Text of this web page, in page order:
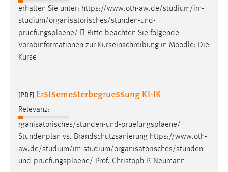
erhalten Sie unter: https://www.oth-aw.de/studium/im-
studium/organisatorisches/stunden-und-
pruefungsplaene/  Bitte beachten Sie folgende
Vorabinformationen zur Kurseinschreibung in Moodle: Die
Kurse
[PDF] Erstsemesterbegruessung KI-IK
Relevanz:
rganisatorisches/stunden-und-pruefungsplaene/
Stundenplan vs. Brandschutzsanierung https://www.oth-
aw.de/studium/im-studium/organisatorisches/stunden-
und-pruefungsplaene/ Prof. Christoph P. Neumann
Name:
_fbp
Anbieter:
EXTERNE MEDIEN